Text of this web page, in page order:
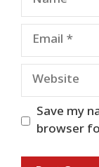
Email
Website
Save my
browser